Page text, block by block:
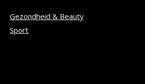
Gezondheid & Beauty
Sport